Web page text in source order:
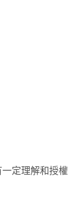
定理解和授權